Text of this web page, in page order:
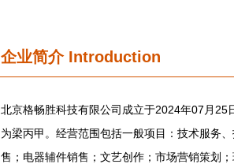
企业简介Introduction
北京格畅胜科技有限公司成立于2024年07月25
为梁丙甲。经营范围包括一般项目：技术服务
售；电器辅件销售；文艺创作；市场营销策划